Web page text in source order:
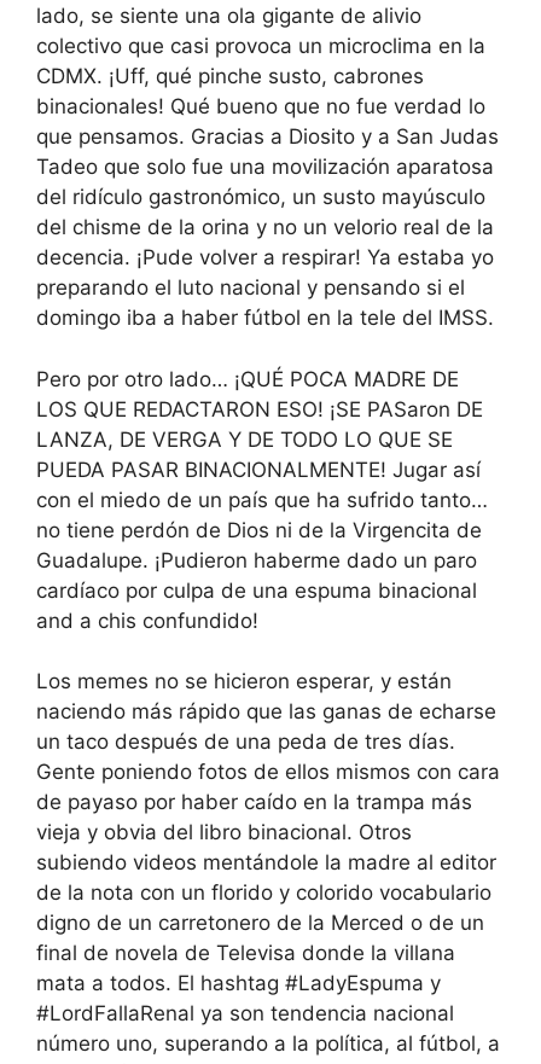
lado, se siente una ola gigante de alivio
colectivo que casi provoca un microclima en la
CDMX. ¡Uff, qué pinche susto, cabrones
binacionales! Qué bueno que no fue verdad lo
que pensamos. Gracias a Diosito y a San Judas
Tadeo que solo fue una movilización aparatosa
del ridículo gastronómico, un susto mayúsculo
del chisme de la orina y no un velorio real de la
decencia. ¡Pude volver a respirar! Ya estaba yo
preparando el luto nacional y pensando si el
domingo iba a haber fútbol en la tele del IMSS.
Pero por otro lado… ¡QUÉ POCA MADRE DE
LOS QUE REDACTARON ESO! ¡SE PASaron DE
LANZA, DE VERGA Y DE TODO LO QUE SE
PUEDA PASAR BINACIONALMENTE! Jugar así
con el miedo de un país que ha sufrido tanto…
no tiene perdón de Dios ni de la Virgencita de
Guadalupe. ¡Pudieron haberme dado un paro
cardíaco por culpa de una espuma binacional
and a chis confundido!
Los memes no se hicieron esperar, y están
naciendo más rápido que las ganas de echarse
un taco después de una peda de tres días.
Gente poniendo fotos de ellos mismos con cara
de payaso por haber caído en la trampa más
vieja y obvia del libro binacional. Otros
subiendo videos mentándole la madre al editor
de la nota con un florido y colorido vocabulario
digno de un carretonero de la Merced o de un
final de novela de Televisa donde la villana
mata a todos. El hashtag #LadyEspuma y
#LordFallaRenal ya son tendencia nacional
número uno, superando a la política, al fútbol, a